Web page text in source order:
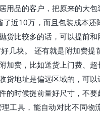
用品的客户，把原来的大
近10万，而且包装成本
货比较多的话，可以提前
几块。 还有就是附加费
加费，比如送货上门费、
货地址是偏远区域的，可
的时候提前量好尺寸，不
工具，能自动对比不同物